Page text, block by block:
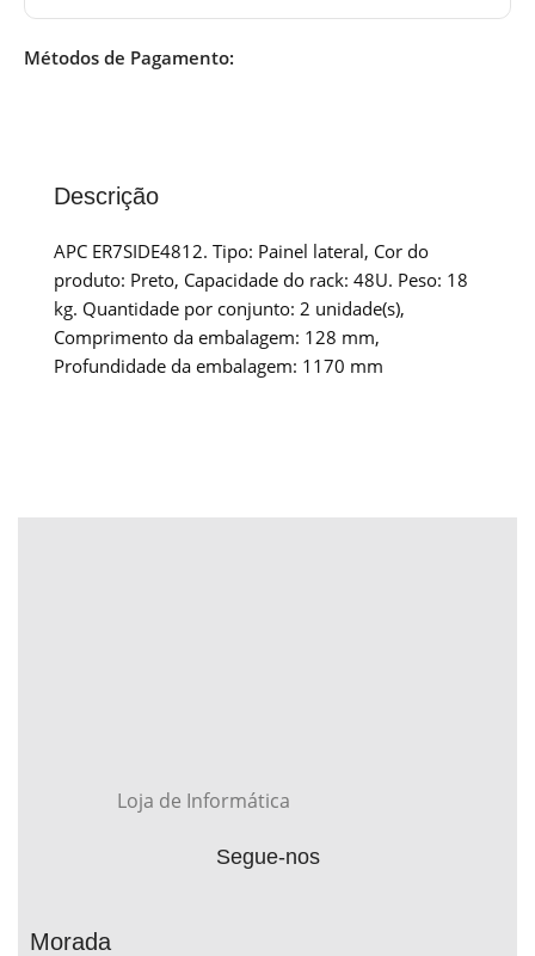
Métodos de Pagamento:
Descrição
APC ER7SIDE4812. Tipo: Painel lateral, Cor do
produto: Preto, Capacidade do rack: 48U. Peso: 18
kg. Quantidade por conjunto: 2 unidade(s),
Comprimento da embalagem: 128 mm,
Profundidade da embalagem: 1170 mm
Loja de Informática
Segue-nos
Morada